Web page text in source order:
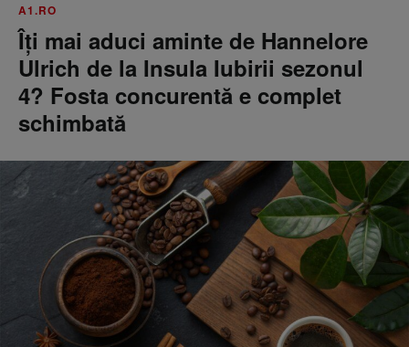
A1.RO
Îți mai aduci aminte de Hannelore
Ulrich de la Insula Iubirii sezonul
4? Fosta concurentă e complet
schimbată